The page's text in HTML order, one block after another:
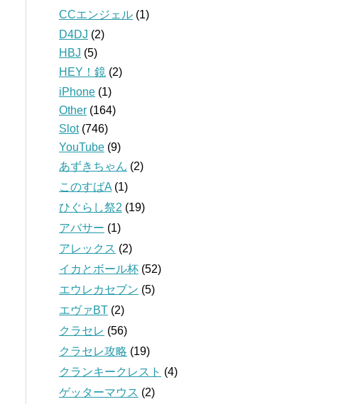
CCエンジェル (1)
D4DJ (2)
HBJ (5)
HEY！鏡 (2)
iPhone (1)
Other (164)
Slot(746)
YouTube (9)
あずきちゃん (2)
このすばA (1)
ひぐらし祭2 (19)
アバサー (1)
アレックス (2)
イカとボール杯 (52)
エウレカセブン (5)
エヴァBT (2)
クラセレ (56)
クラセレ攻略 (19)
クランキークレスト (4)
ゲッターマウス (2)